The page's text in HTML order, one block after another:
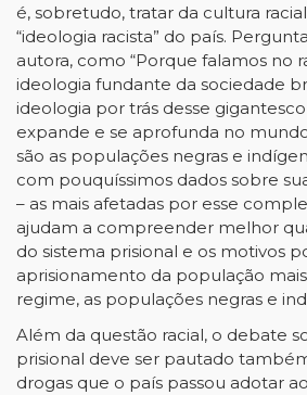
é, sobretudo, tratar da cultura
“ideologia racista” do país.
autora, como “Porque falamos no
ideologia fundante da sociedade
ideologia por trás desse
expande e se aprofunda no
são as populações negras e
com pouquíssimos dados sobre
– as mais afetadas por esse
ajudam a compreender melhor
do sistema prisional e os motivos
aprisionamento da população
regime, as populações negras e
Além da questão racial, o debate
prisional deve ser pautado
drogas que o país passou adotar